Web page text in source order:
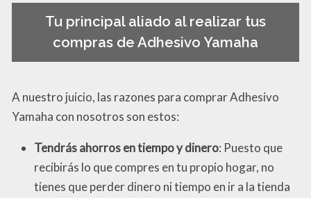
Tu principal aliado al realizar tus
compras de Adhesivo Yamaha
A nuestro juicio, las razones para comprar Adhesivo
Yamaha con nosotros son estos:
Tendrás ahorros en tiempo y dinero: Puesto que
recibirás lo que compres en tu propio hogar, no
tienes que perder dinero ni tiempo en ir a la tienda